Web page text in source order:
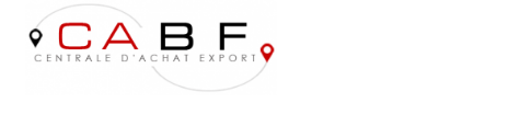
Aller
à
la
Aller
au
contenu